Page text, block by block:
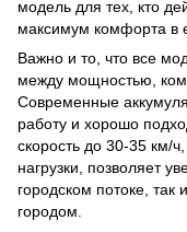
модель для тех, кто
максимум комфорта в
Важно и то, что все
между мощностью,
Современные
работу и хорошо
скорость до 30-35 км/
нагрузки, позволяет
городском потоке, так
городом.